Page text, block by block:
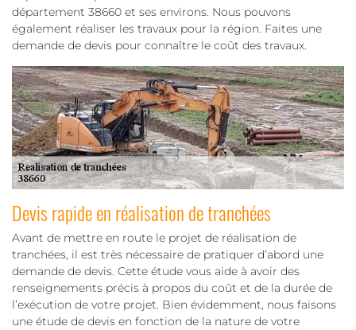
département 38660 et ses environs. Nous pouvons
également réaliser les travaux pour la région. Faites une
demande de devis pour connaître le coût des travaux.
Devis rapide en réalisation de tranchées
Avant de mettre en route le projet de réalisation de
tranchées, il est très nécessaire de pratiquer d’abord une
demande de devis. Cette étude vous aide à avoir des
renseignements précis à propos du coût et de la durée de
l’exécution de votre projet. Bien évidemment, nous faisons
une étude de devis en fonction de la nature de votre